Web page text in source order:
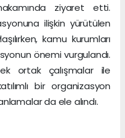
ziyaret etti.
ilişkin yürütülen
kamu kurumları
önemi vurgulandı.
ortak çalışmalar ile
bir organizasyon
da ele alındı.